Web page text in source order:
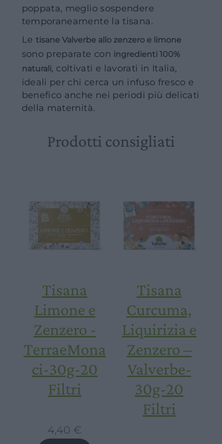
poppata, meglio sospendere
temporaneamente la tisana.
Le tisane Valverbe allo zenzero e limone
sono preparate con ingredienti 100%
naturali, coltivati e lavorati in Italia,
ideali per chi cerca un infuso fresco e
benefico anche nei periodi più delicati
della maternità.
Prodotti consigliati
Tisana
Limone e
Zenzero -
TerraeMona
ci-30g-20
Filtri
4,40 €
Tisana
Curcuma,
Liquirizia e
Zenzero –
Valverbe-
30g-20
Filtri